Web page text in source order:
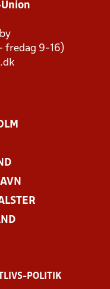
fredag 9-16)
POLITIK